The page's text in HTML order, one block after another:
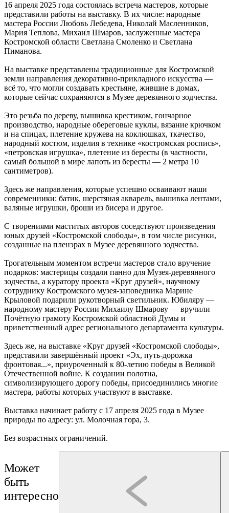
16 апреля 2025 года состоялась встреча мастеров, которые
представили работы на выставку. В их числе: народные
мастера России Любовь Лебедева, Николай Масленников,
Мария Теплова, Михаил Шмаров, заслуженные мастера
Костромской области Светлана Смоленко и Светлана
Пиманова.
На выставке представлены традиционные для Костромской
земли направления декоративно-прикладного искусства —
всё то, что могли создавать крестьяне, жившие в домах,
которые сейчас сохраняются в Музее деревянного зодчества.
Это резьба по дереву, вышивка крестиком, гончарное
производство, народные обереговые куклы, вязание крючком
и на спицах, плетение кружева на коклюшках, ткачество,
народный костюм, изделия в технике «костромская роспись»,
«петровская игрушка», плетение из бересты (в частности,
самый большой в мире лапоть из бересты — 2 метра 10
сантиметров).
Здесь же направления, которые успешно осваивают наши
современники: батик, шерстяная акварель, вышивка лентами,
валяные игрушки, броши из бисера и другое.
С творениями маститых авторов соседствуют произведения
юных друзей «Костромской слободы», в том числе рисунки,
созданные на пленэрах в Музее деревянного зодчества.
Трогательным моментом встречи мастеров стало вручение
подарков: мастерицы создали панно для Музея-деревянного
зодчества, а куратору проекта «Круг друзей», научному
сотруднику Костромского музея-заповедника Марине
Крыловой подарили рукотворный светильник. Юбиляру —
народному мастеру России Михаилу Шмарову — вручили
Почётную грамоту Костромской областной Думы и
приветственный адрес регионального департамента культуры.
Здесь же, на выставке «Круг друзей «Костромской слободы»,
представили завершённый проект «Эх, путь-дорожка
фронтовая...», приуроченный к 80-летию победы в Великой
Отечественной войне. К создании полотна,
символизирующего дорогу победы, присоединились многие
мастера, работы которых участвуют в выставке.
Выставка начинает работу с 17 апреля 2025 года в Музее
природы по адресу: ул. Молочная гора, 3.
Без возрастных ограничений.
Может
быть
интересно